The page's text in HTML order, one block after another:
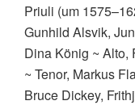
Priuli (um
Gunhild Alsvik,
Dina König ~ Alto,
~ Tenor, Markus
Bruce Dickey,